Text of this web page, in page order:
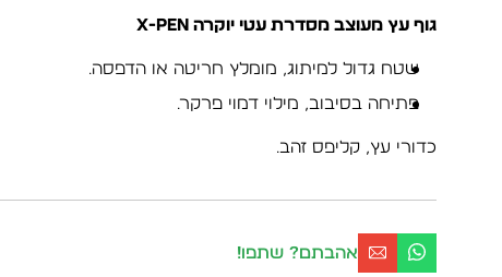
גוף עץ מעוצב מסדרת עטי יוקרה X-PEN
שטח גדול למיתוג, מומלץ חריטה או הדפסה.
פתיחה בסיבוב, מילוי דמוי פרקר.
כדורי עץ, קליפס זהב.
אהבתם? שתפו!